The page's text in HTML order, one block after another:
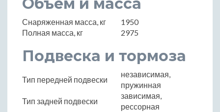
Объем и масса
Снаряженная масса, кг
1950
Полная масса, кг
2975
Подвеска и тормоза
Тип передней подвески
независимая,
пружинная
Тип задней подвески
зависимая,
рессорная